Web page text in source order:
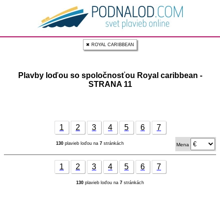
✖ ROYAL CARIBBEAN
Plavby loďou so spoločnosťou Royal caribbean -
STRANA 11
1 2 3 4 5 6 7
130plavieb loďou na 7stránkách Mena
1 2 3 4 5 6 7
130 plavieb loďou na 7 stránkách